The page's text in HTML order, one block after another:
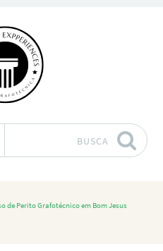
BUSCA
de Perito Grafotécnico em Bom Jesus